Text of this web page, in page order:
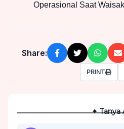
Operasional Saat
Share:
PRINT
✦ Tanya